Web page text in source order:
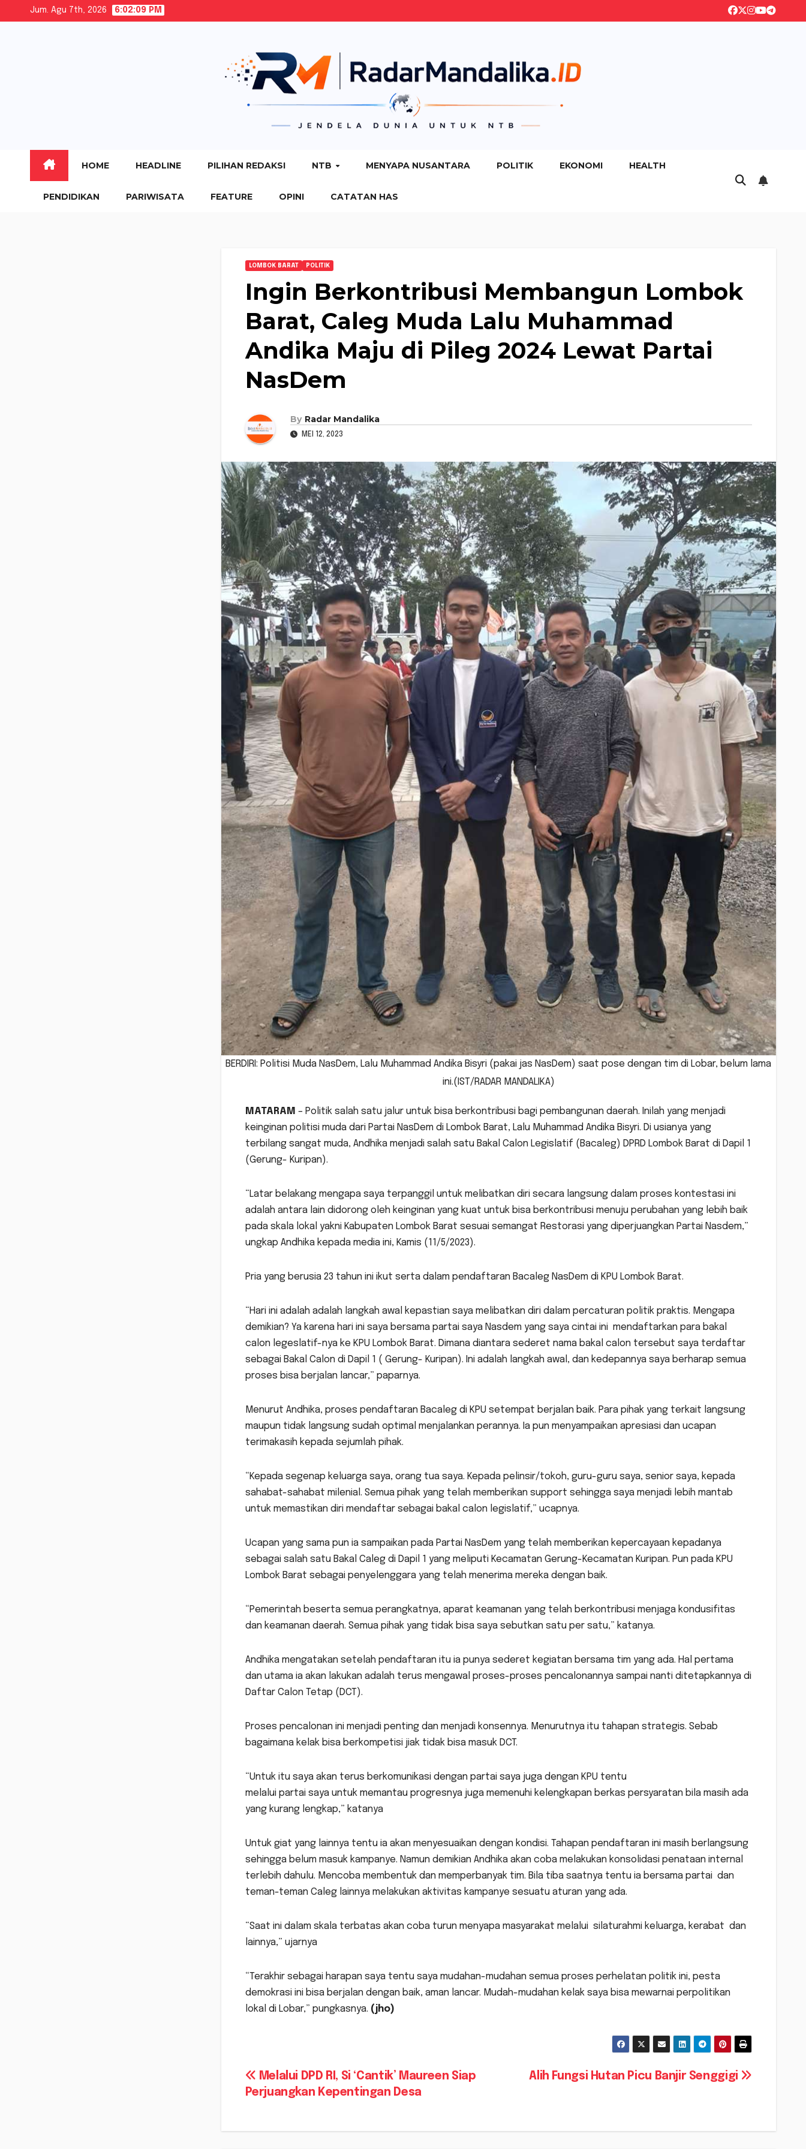
Jum. Agu 7th, 2026 6:02:10 PM
HOME HEADLINE PILIHAN REDAKSI NTB MENYAPA NUSANTARA POLITIK EKONOMI HEALTH
PENDIDIKAN PARIWISATA FEATURE OPINI CATATAN HAS
LOMBOK BARAT POLITIK
Ingin Berkontribusi Membangun Lombok
Barat, Caleg Muda Lalu Muhammad
Andika Maju di Pileg 2024 Lewat Partai
NasDem
By Radar Mandalika
MEI 12, 2023
BERDIRI: Politisi Muda NasDem, Lalu Muhammad Andika Bisyri (pakai jas NasDem) saat pose dengan tim di Lobar, belum lama
ini.(IST/RADAR MANDALIKA)
MATARAM – Politik salah satu jalur untuk bisa berkontribusi bagi pembangunan daerah. Inilah yang menjadi
keinginan politisi muda dari Partai NasDem di Lombok Barat, Lalu Muhammad Andika Bisyri. Di usianya yang
terbilang sangat muda, Andhika menjadi salah satu Bakal Calon Legislatif (Bacaleg) DPRD Lombok Barat di Dapil 1
(Gerung- Kuripan).
“Latar belakang mengapa saya terpanggil untuk melibatkan diri secara langsung dalam proses kontestasi ini
adalah antara lain didorong oleh keinginan yang kuat untuk bisa berkontribusi menuju perubahan yang lebih baik
pada skala lokal yakni Kabupaten Lombok Barat sesuai semangat Restorasi yang diperjuangkan Partai Nasdem,”
ungkap Andhika kepada media ini, Kamis (11/5/2023).
Pria yang berusia 23 tahun ini ikut serta dalam pendaftaran Bacaleg NasDem di KPU Lombok Barat.
“Hari ini adalah adalah langkah awal kepastian saya melibatkan diri dalam percaturan politik praktis. Mengapa
demikian? Ya karena hari ini saya bersama partai saya Nasdem yang saya cintai ini mendaftarkan para bakal
calon legeslatif-nya ke KPU Lombok Barat. Dimana diantara sederet nama bakal calon tersebut saya terdaftar
sebagai Bakal Calon di Dapil 1 ( Gerung- Kuripan). Ini adalah langkah awal, dan kedepannya saya berharap semua
proses bisa berjalan lancar,” paparnya.
Menurut Andhika, proses pendaftaran Bacaleg di KPU setempat berjalan baik. Para pihak yang terkait langsung
maupun tidak langsung sudah optimal menjalankan perannya. Ia pun menyampaikan apresiasi dan ucapan
terimakasih kepada sejumlah pihak.
“Kepada segenap keluarga saya, orang tua saya. Kepada pelinsir/tokoh, guru-guru saya, senior saya, kepada
sahabat-sahabat milenial. Semua pihak yang telah memberikan support sehingga saya menjadi lebih mantab
untuk memastikan diri mendaftar sebagai bakal calon legislatif,” ucapnya.
Ucapan yang sama pun ia sampaikan pada Partai NasDem yang telah memberikan kepercayaan kepadanya
sebagai salah satu Bakal Caleg di Dapil 1 yang meliputi Kecamatan Gerung-Kecamatan Kuripan. Pun pada KPU
Lombok Barat sebagai penyelenggara yang telah menerima mereka dengan baik.
“Pemerintah beserta semua perangkatnya, aparat keamanan yang telah berkontribusi menjaga kondusifitas
dan keamanan daerah. Semua pihak yang tidak bisa saya sebutkan satu per satu,” katanya.
Andhika mengatakan setelah pendaftaran itu ia punya sederet kegiatan bersama tim yang ada. Hal pertama
dan utama ia akan lakukan adalah terus mengawal proses-proses pencalonannya sampai nanti ditetapkannya di
Daftar Calon Tetap (DCT).
Proses pencalonan ini menjadi penting dan menjadi konsennya. Menurutnya itu tahapan strategis. Sebab
bagaimana kelak bisa berkompetisi jiak tidak bisa masuk DCT.
“Untuk itu saya akan terus berkomunikasi dengan partai saya juga dengan KPU tentu
melalui partai saya untuk memantau progresnya juga memenuhi kelengkapan berkas persyaratan bila masih ada
yang kurang lengkap,” katanya
Untuk giat yang lainnya tentu ia akan menyesuaikan dengan kondisi. Tahapan pendaftaran ini masih berlangsung
sehingga belum masuk kampanye. Namun demikian Andhika akan coba melakukan konsolidasi penataan internal
terlebih dahulu. Mencoba membentuk dan memperbanyak tim. Bila tiba saatnya tentu ia bersama partai dan
teman-teman Caleg lainnya melakukan aktivitas kampanye sesuatu aturan yang ada.
“Saat ini dalam skala terbatas akan coba turun menyapa masyarakat melalui silaturahmi keluarga, kerabat dan
lainnya,” ujarnya
“Terakhir sebagai harapan saya tentu saya mudahan-mudahan semua proses perhelatan politik ini, pesta
demokrasi ini bisa berjalan dengan baik, aman lancar. Mudah-mudahan kelak saya bisa mewarnai perpolitikan
lokal di Lobar,” pungkasnya. (jho)
Navigasi
pos
Alih Fungsi Hutan Picu Banjir Senggigi
Melalui DPD RI, Si ‘Cantik’ Maureen Siap
Perjuangkan Kepentingan Desa